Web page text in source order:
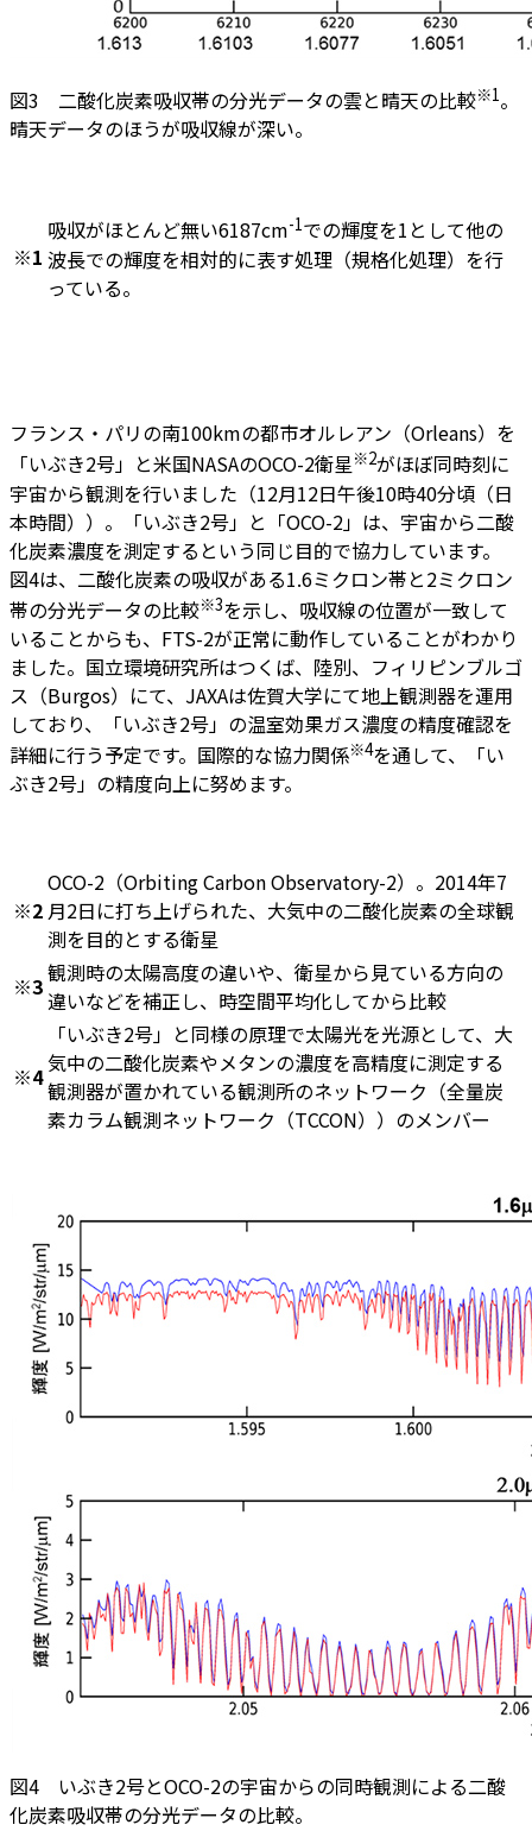
図3 二酸化炭素吸収帯の分光データの雲と晴天の比較※1。
晴天データのほうが吸収線が深い。
※1
吸収がほとんど無い6187cm-1での輝度を1として他の
波長での輝度を相対的に表す処理（規格化処理）を行
っている。
フランス・パリの南100kmの都市オルレアン（Orleans）を
「いぶき2号」と米国NASAのOCO-2衛星※2がほぼ同時刻に
宇宙から観測を行いました（12月12日午後10時40分頃（日
本時間））。「いぶき2号」と「OCO-2」は、宇宙から二酸
化炭素濃度を測定するという同じ目的で協力しています。
図4は、二酸化炭素の吸収がある1.6ミクロン帯と2ミクロン
帯の分光データの比較※3を示し、吸収線の位置が一致して
いることからも、FTS-2が正常に動作していることがわかり
ました。国立環境研究所はつくば、陸別、フィリピンブルゴ
ス（Burgos）にて、JAXAは佐賀大学にて地上観測器を運用
しており、「いぶき2号」の温室効果ガス濃度の精度確認を
詳細に行う予定です。国際的な協力関係※4を通して、「い
ぶき2号」の精度向上に努めます。
※2
OCO-2（Orbiting Carbon Observatory-2）。2014年7
月2日に打ち上げられた、大気中の二酸化炭素の全球観
測を目的とする衛星
※3観測時の太陽高度の違いや、衛星から見ている方向の
違いなどを補正し、時空間平均化してから比較
※4
「いぶき2号」と同様の原理で太陽光を光源として、大
気中の二酸化炭素やメタンの濃度を高精度に測定する
観測器が置かれている観測所のネットワーク（全量炭
素カラム観測ネットワーク（TCCON））のメンバー
図4 いぶき2号とOCO-2の宇宙からの同時観測による二酸
化炭素吸収帯の分光データの比較。